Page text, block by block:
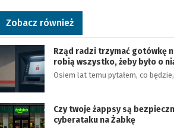
Zobacz również
Rząd radzi trzymać gotówkę
robią wszystko, żeby było o
Osiem lat temu pytałem, co
Czy twoje żappsy są
cyberataku na Żabkę